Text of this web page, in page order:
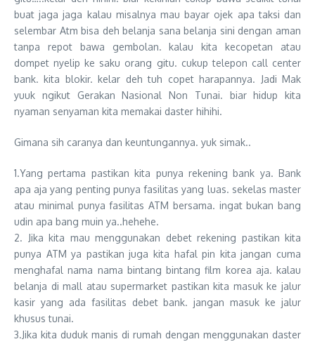
buat jaga jaga kalau misalnya mau bayar ojek apa taksi dan
selembar Atm bisa deh belanja sana belanja sini dengan aman
tanpa repot bawa gembolan. kalau kita kecopetan atau
dompet nyelip ke saku orang gitu. cukup telepon call center
bank. kita blokir. kelar deh tuh copet harapannya. Jadi Mak
yuuk ngikut Gerakan Nasional Non Tunai. biar hidup kita
nyaman senyaman kita memakai daster hihihi.
Gimana sih caranya dan keuntungannya. yuk simak..
1.Yang pertama pastikan kita punya rekening bank ya. Bank
apa aja yang penting punya fasilitas yang luas. sekelas master
atau minimal punya fasilitas ATM bersama. ingat bukan bang
udin apa bang muin ya..hehehe.
2. Jika kita mau menggunakan debet rekening pastikan kita
punya ATM ya pastikan juga kita hafal pin kita jangan cuma
menghafal nama nama bintang bintang film korea aja. kalau
belanja di mall atau supermarket pastikan kita masuk ke jalur
kasir yang ada fasilitas debet bank. jangan masuk ke jalur
khusus tunai.
3.Jika kita duduk manis di rumah dengan menggunakan daster